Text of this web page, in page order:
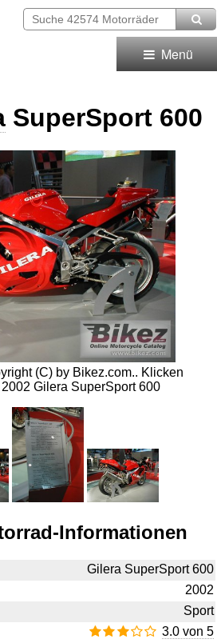
Menü
SuperSport 600
(C) by Bikez.com.. Klicken
Gilera SuperSport 600
Informationen
Gilera SuperSport 600
2002
Sport
3.0 von 5